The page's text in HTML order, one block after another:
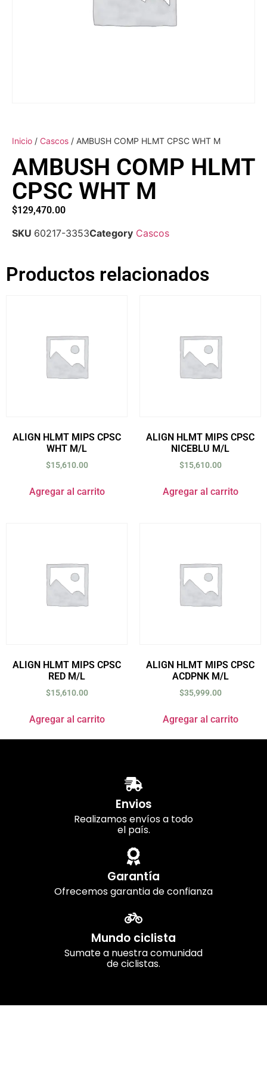
Inicio / Cascos / AMBUSH COMP HLMT CPSC WHT M
AMBUSH COMP HLMT
CPSC WHT M
$129,470.00
SKU 60217-3353Category Cascos
Productos relacionados
ALIGN HLMT MIPS CPSC
WHT M/L
$15,610.00
Agregar al carrito
ALIGN HLMT MIPS CPSC
NICEBLU M/L
$15,610.00
Agregar al carrito
ALIGN HLMT MIPS CPSC
RED M/L
$15,610.00
Agregar al carrito
ALIGN HLMT MIPS CPSC
ACDPNK M/L
$35,999.00
Agregar al carrito
Envios
Realizamos envíos a todo
el país.
Garantía
Ofrecemos garantia de confianza
Mundo ciclista
Sumate a nuestra comunidad
de ciclistas.